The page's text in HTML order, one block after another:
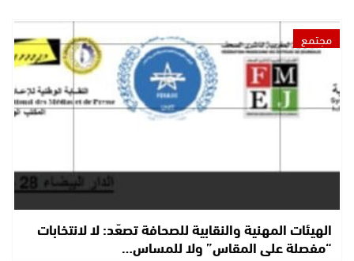
مجتمع
الهيئات المهنية والنقابية للصحافة تصعّد: لا لانتخابات
“مفصلة على المقاس” ولا للمساس…